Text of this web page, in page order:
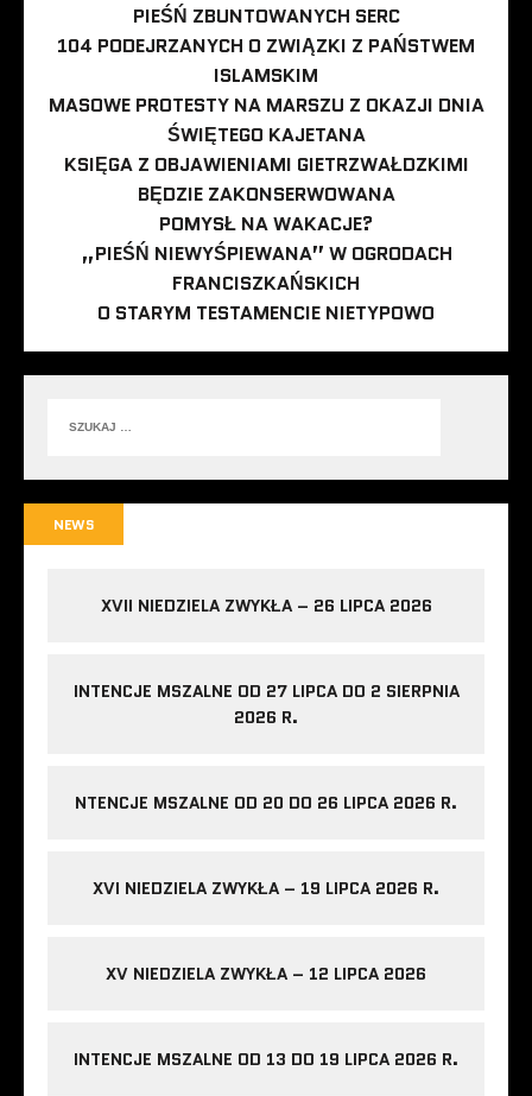
PIEŚŃ ZBUNTOWANYCH SERC
104 PODEJRZANYCH O ZWIĄZKI Z PAŃSTWEM
ISLAMSKIM
MASOWE PROTESTY NA MARSZU Z OKAZJI DNIA
ŚWIĘTEGO KAJETANA
KSIĘGA Z OBJAWIENIAMI GIETRZWAŁDZKIMI
BĘDZIE ZAKONSERWOWANA
POMYSŁ NA WAKACJE?
„PIEŚŃ NIEWYŚPIEWANA” W OGRODACH
FRANCISZKAŃSKICH
O STARYM TESTAMENCIE NIETYPOWO
NEWS
XVII NIEDZIELA ZWYKŁA – 26 LIPCA 2026
INTENCJE MSZALNE OD 27 LIPCA DO 2 SIERPNIA
2026 R.
NTENCJE MSZALNE OD 20 DO 26 LIPCA 2026 R.
XVI NIEDZIELA ZWYKŁA – 19 LIPCA 2026 R.
XV NIEDZIELA ZWYKŁA – 12 LIPCA 2026
INTENCJE MSZALNE OD 13 DO 19 LIPCA 2026 R.